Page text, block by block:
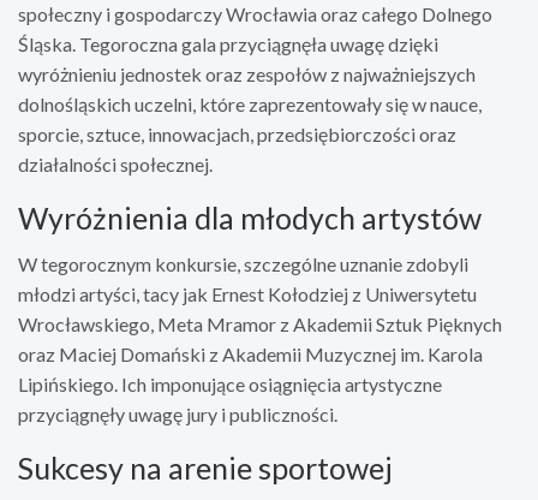
społeczny i gospodarczy Wrocławia oraz całego Dolnego
Śląska. Tegoroczna gala przyciągnęła uwagę dzięki
wyróżnieniu jednostek oraz zespołów z najważniejszych
dolnośląskich uczelni, które zaprezentowały się w nauce,
sporcie, sztuce, innowacjach, przedsiębiorczości oraz
działalności społecznej.
Wyróżnienia dla młodych artystów
W tegorocznym konkursie, szczególne uznanie zdobyli
młodzi artyści, tacy jak Ernest Kołodziej z Uniwersytetu
Wrocławskiego, Meta Mramor z Akademii Sztuk Pięknych
oraz Maciej Domański z Akademii Muzycznej im. Karola
Lipińskiego. Ich imponujące osiągnięcia artystyczne
przyciągnęły uwagę jury i publiczności.
Sukcesy na arenie sportowej